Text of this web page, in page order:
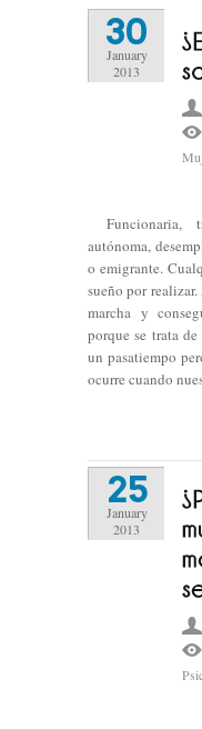
30
January
2013
Funcionaria,
autónoma,
o emigrante.
sueño por
marcha y
porque se trata
un pasatiempo
ocurre cuando
25
January
2013